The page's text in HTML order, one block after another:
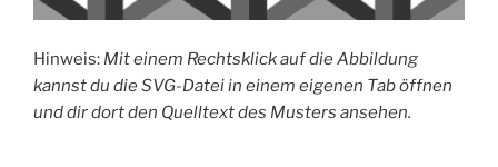
Hinweis: Mit einem Rechtsklick auf die Abbildung
kannst du die SVG-Datei in einem eigenen Tab öffnen
und dir dort den Quelltext des Musters ansehen.